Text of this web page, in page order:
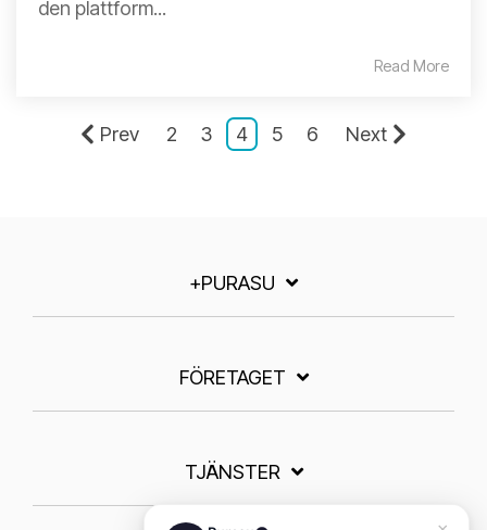
den plattform...
Read More
Prev 2 3 4 5 6 Next
+PURASU
FÖRETAGET
TJÄNSTER